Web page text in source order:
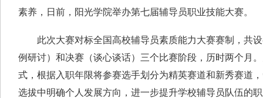
素养，日前，阳光学院举办第七届辅导员职业技能大赛。
此次大赛对标全国高校辅导员素质能力大赛赛制，共设
例研讨）和决赛（谈心谈话）三个比赛阶段，历时两个月
式，根据入职年限将参赛选手划分为精英赛道和新秀赛道
选拔中明确个人发展方向，进一步提升学校辅导员队伍的